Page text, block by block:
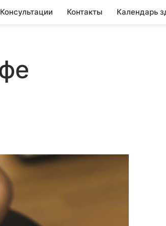
Консультации Контакты Календарь